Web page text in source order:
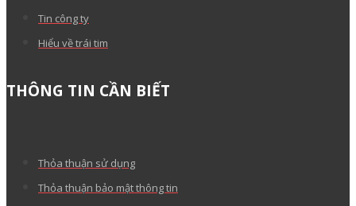
Tin công ty
Hiểu về trái tim
THÔNG TIN CẦN BIẾT
Thỏa thuận sử dụng
Thỏa thuận bảo mật thông tin